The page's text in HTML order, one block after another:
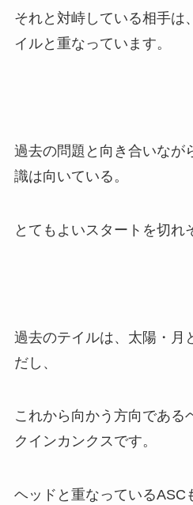
それと対峙している相手は
イルと重なっています。
過去の問題と向き合いなが
識は向いている。
とてもよいスタートを切れ
過去のテイルは、太陽・月
だし、
これから向かう方向である
クインカンクスです。
ヘッドと重なっているASC